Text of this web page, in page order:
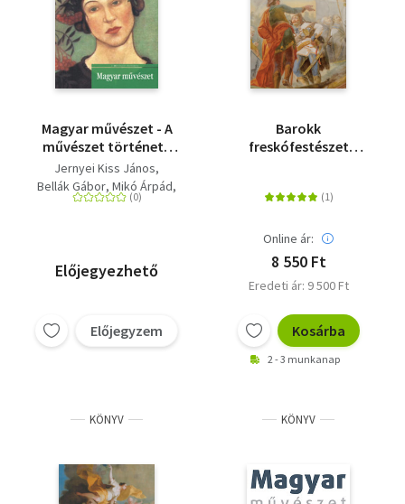
Magyar művészet - A
művészet története
sorozat 16. kötete
Jernyei Kiss János
Bellák Gábor Mikó Árpád
Keserű Katalin
Előjegyezhető
Előjegyzem
Barokk
freskófestészet
Tolna és Zala megye
Online ár:
8 550 Ft
Eredeti ár: 9 500 Ft
Kosárba
2 - 3 munkanap
KÖNYV KÖNYV